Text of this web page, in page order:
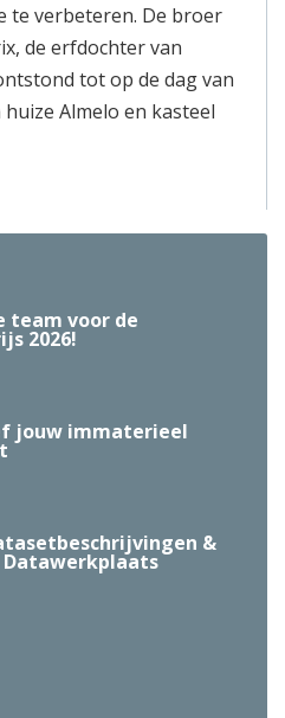
te verbeteren. De broer
de erfdochter van
tot op de dag van
Almelo en kasteel
team voor de
2026!
jouw immaterieel
&